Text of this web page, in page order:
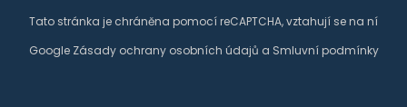
Tato stránka je chráněna pomocí reCAPTCHA, vztahují se na ní
Google Zásady ochrany osobních údajů a Smluvní podmínky